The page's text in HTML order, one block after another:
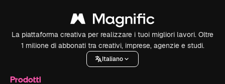
La piattaforma creativa per realizzare i tuoi migliori lavori. Oltre
1 milione di abbonati tra creativi, imprese, agenzie e studi.
Italiano
Prodotti